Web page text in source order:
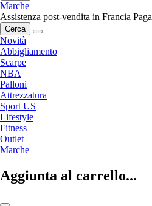
Marche
Assistenza post-vendita in Francia
Cerca
Novità
Abbigliamento
Scarpe
NBA
Palloni
Attrezzatura
Sport US
Lifestyle
Fitness
Outlet
Marche
Aggiunta al carrello...